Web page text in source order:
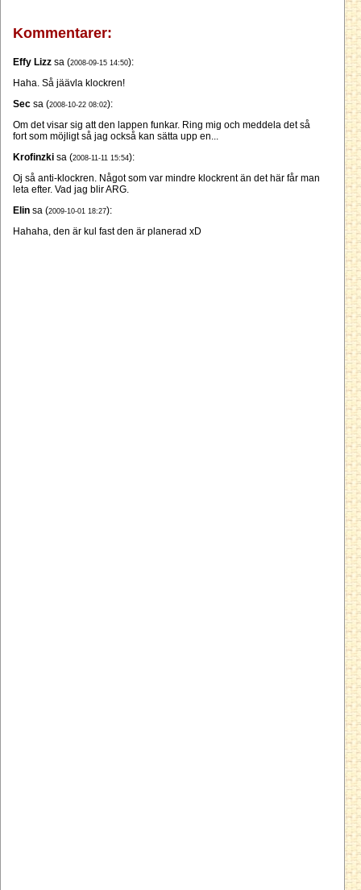
Kommentarer:
Effy Lizz sa (2008-09-15 14:50):
Haha. Så jäävla klockren!
Sec sa (2008-10-22 08:02):
Om det visar sig att den lappen funkar. Ring mig och meddela det så
fort som möjligt så jag också kan sätta upp en...
Krofinzki sa (2008-11-11 15:54):
Oj så anti-klockren. Något som var mindre klockrent än det här får man
leta efter. Vad jag blir ARG.
Elin sa (2009-10-01 18:27):
Hahaha, den är kul fast den är planerad xD